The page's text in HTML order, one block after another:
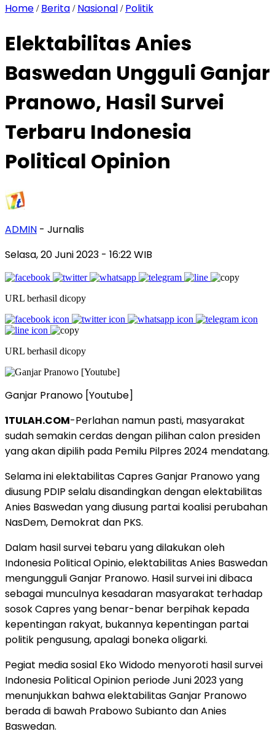
Home / Berita / Nasional / Politik
Elektabilitas Anies
Baswedan Ungguli Ganjar
Pranowo, Hasil Survei
Terbaru Indonesia
Political Opinion
ADMIN - Jurnalis
Selasa, 20 Juni 2023 - 16:22 WIB
URL berhasil dicopy
URL berhasil dicopy
Ganjar Pranowo [Youtube]
1TULAH.COM-Perlahan namun pasti, masyarakat
sudah semakin cerdas dengan pilihan calon presiden
yang akan dipilih pada Pemilu Pilpres 2024 mendatang.
Selama ini elektabilitas Capres Ganjar Pranowo yang
diusung PDIP selalu disandingkan dengan elektabilitas
Anies Baswedan yang diusung partai koalisi perubahan
NasDem, Demokrat dan PKS.
Dalam hasil survei tebaru yang dilakukan oleh
Indonesia Political Opinio, elektabilitas Anies Baswedan
mengungguli Ganjar Pranowo. Hasil survei ini dibaca
sebagai munculnya kesadaran masyarakat terhadap
sosok Capres yang benar-benar berpihak kepada
kepentingan rakyat, bukannya kepentingan partai
politik pengusung, apalagi boneka oligarki.
Pegiat media sosial Eko Widodo menyoroti hasil survei
Indonesia Political Opinion periode Juni 2023 yang
menunjukkan bahwa elektabilitas Ganjar Pranowo
berada di bawah Prabowo Subianto dan Anies
Baswedan.